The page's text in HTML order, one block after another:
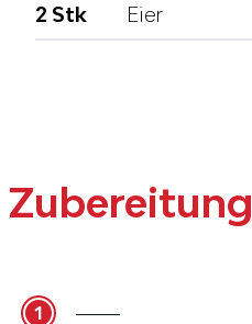
2 Stk Eier
Zubereitung
1